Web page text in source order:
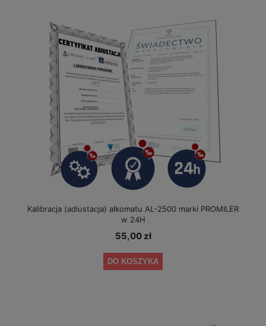
Kalibracja (adiustacja) alkomatu AL-2500 marki PROMILER
w 24H
55,00 zł
DO KOSZYKA